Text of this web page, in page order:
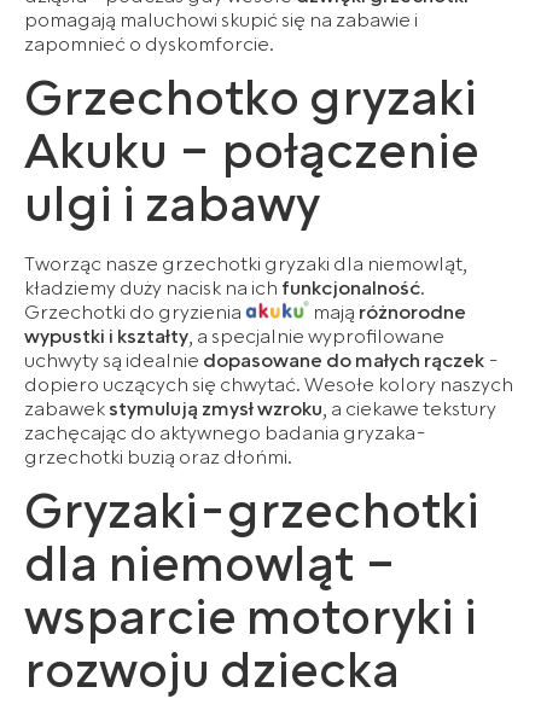
Jeżeli wyrażają Państwo zgodę na przetwarzanie
Państwa danych w powyższych celach, prosimy poniżej
Państwo zgody na wykorzystanie Państwa danych w
związku ze stosowaniem plików typu Cookies, prosimy
o wybór opcji „Nie wyrażam zgody”.
Mogą Państwo także w każdym czasie cofnąć wyrażoną
korzystają Państwo do przeglądania serwisu.
pomagają maluchowi skupić się na zabawie i
zapomnieć o dyskomforcie.
Grzechotko gryzaki
Akuku – połączenie
ulgi i zabawy
Tworząc nasze grzechotki gryzaki dla niemowląt,
kładziemy duży nacisk na ich funkcjonalność.
Grzechotki do gryzienia
mają różnorodne
wypustki i kształty, a specjalnie wyprofilowane
uchwyty są idealnie dopasowane do małych rączek -
dopiero uczących się chwytać. Wesołe kolory naszych
zabawekstymulują zmysł wzroku, a ciekawe tekstury
zachęcając do aktywnego badania gryzaka-
grzechotki buzią oraz dłońmi.
Gryzaki-grzechotki
dla niemowląt –
wsparcie motoryki i
rozwoju dziecka